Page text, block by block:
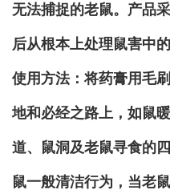
无法捕捉的老鼠。产品
后从根本上处理鼠害中
使用方法：将药膏用毛
地和必经之路上，如鼠
道、鼠洞及老鼠寻食的
鼠一般清洁行为，当老